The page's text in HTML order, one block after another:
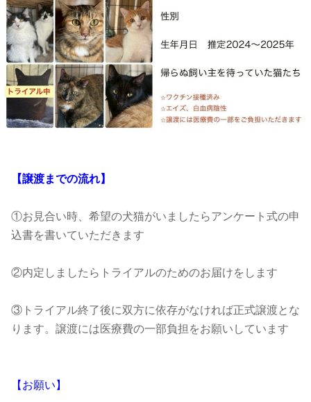
【譲渡までの流れ】
①お見合い時、希望の犬猫がいましたらアンケート式の申
込書を書いていただきます
②内定しましたらトライアルのためのお届けをします
③トライアル終了後に双方に依存がなければ正式譲渡とな
ります。譲渡には医療費の一部負担をお願いしています
【お願い】